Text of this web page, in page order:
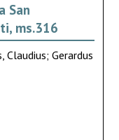
San
ms.316
Claudius; Gerardus